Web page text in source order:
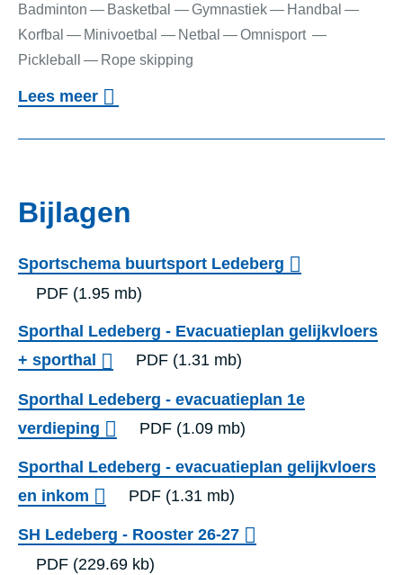
Badminton Basketbal Gymnastiek
Handbal
Korfbal
Minivoetbal Netbal
Omnisport
Pickleball
Rope skipping
Lees meero
O
n
i
s
p
r
t
h
l
Bijlagen
Sportschema buurtsport Ledeberg
PDF (1.95 mb)
Sporthal Ledeberg - Evacuatieplan gelijkvloers
+ sporthal
PDF (1.31 mb)
Sporthal Ledeberg - evacuatieplan 1e
verdieping
PDF (1.09 mb)
Sporthal Ledeberg - evacuatieplan gelijkvloers
en inkom
PDF (1.31 mb)
SH Ledeberg - Rooster 26-27
PDF (229.69 kb)